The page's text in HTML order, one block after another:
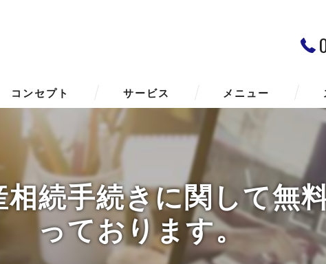
コンセプト サービス メニュー
続手続きに関して無
っております。